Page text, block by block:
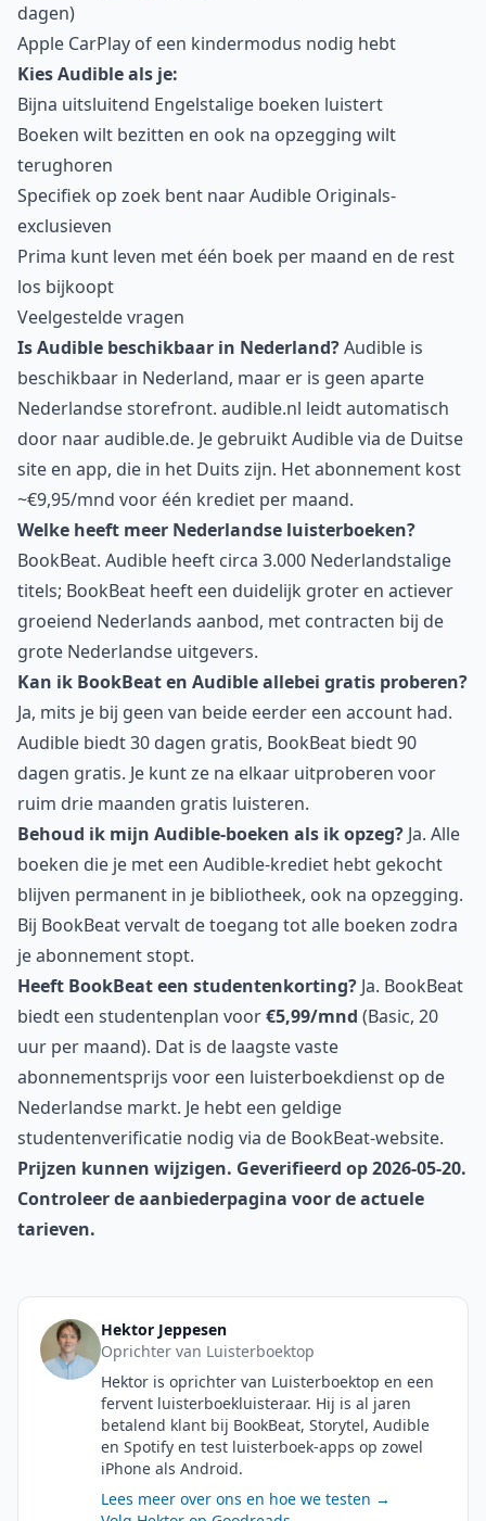
dagen)
Apple CarPlay of een kindermodus nodig hebt
Kies Audible als je:
Bijna uitsluitend Engelstalige boeken luistert
Boeken wilt bezitten en ook na opzegging wilt
terughoren
Specifiek op zoek bent naar Audible Originals-
exclusieven
Prima kunt leven met één boek per maand en de rest
los bijkoopt
Veelgestelde vragen
Is Audible beschikbaar in Nederland?Audible is
beschikbaar in Nederland, maar er is geen aparte
Nederlandse storefront. audible.nl leidt automatisch
door naar audible.de. Je gebruikt Audible via de Duitse
site en app, die in het Duits zijn. Het abonnement kost
~€9,95/mnd voor één krediet per maand.
Welke heeft meer Nederlandse luisterboeken?
BookBeat. Audible heeft circa 3.000 Nederlandstalige
titels; BookBeat heeft een duidelijk groter en actiever
groeiend Nederlands aanbod, met contracten bij de
grote Nederlandse uitgevers.
Kan ik BookBeat en Audible allebei gratis proberen?
Ja, mits je bij geen van beide eerder een account had.
Audible biedt 30 dagen gratis, BookBeat biedt 90
dagen gratis. Je kunt ze na elkaar uitproberen voor
ruim drie maanden gratis luisteren.
Behoud ik mijn Audible-boeken als ik opzeg? Ja. Alle
boeken die je met een Audible-krediet hebt gekocht
blijven permanent in je bibliotheek, ook na opzegging.
Bij BookBeat vervalt de toegang tot alle boeken zodra
je abonnement stopt.
Heeft BookBeat een studentenkorting? Ja. BookBeat
biedt een studentenplan voor€5,99/mnd (Basic, 20
uur per maand). Dat is de laagste vaste
abonnementsprijs voor een luisterboekdienst op de
Nederlandse markt. Je hebt een geldige
studentenverificatie nodig via de BookBeat-website.
Prijzen kunnen wijzigen. Geverifieerd op 2026-05-20.
Controleer de aanbiederpagina voor de actuele
tarieven.
Hektor Jeppesen
Oprichter van Luisterboektop
Hektor is oprichter van Luisterboektop en een
fervent luisterboekluisteraar. Hij is al jaren
betalend klant bij BookBeat, Storytel, Audible
en Spotify en test luisterboek-apps op zowel
iPhone als Android.
Lees meer over ons en hoe we testen →